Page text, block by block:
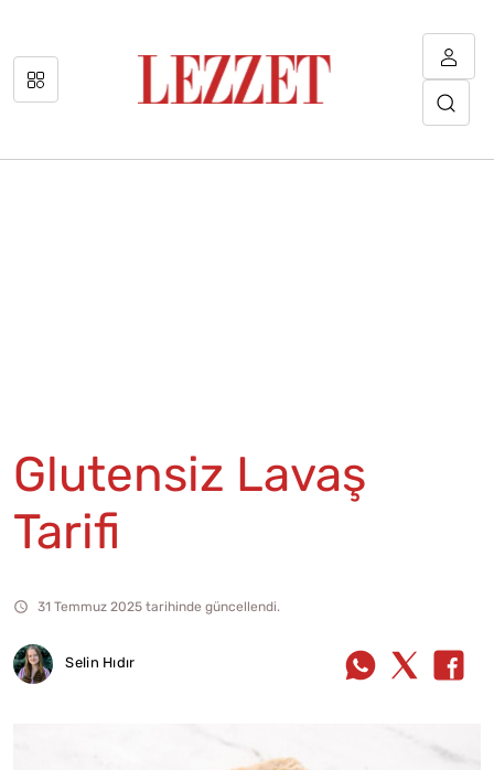
Glutensiz Lavaş
Tarifi
31 Temmuz 2025 tarihinde güncellendi.
Selin Hıdır